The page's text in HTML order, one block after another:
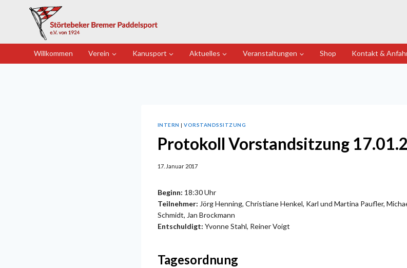
Willkommen Verein Kanusport Aktuelles Veranstaltungen Shop Kontakt &
INTERN |VORSTANDSSITZUNG
Protokoll Vorstandsitzung
17. Januar 2017
Beginn: 18:30 Uhr
Teilnehmer: Jörg Henning, Christiane Henkel, Karl und Martina Paufler,
Schmidt, Jan Brockmann
Entschuldigt: Yvonne Stahl, Reiner Voigt
Tagesordnung